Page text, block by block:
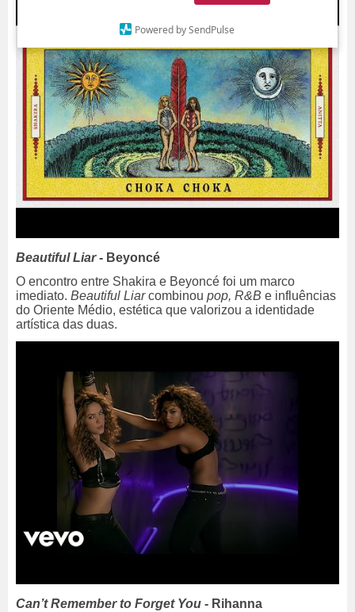
Powered by SendPulse
Beautiful Liar- Beyoncé
O encontro entre Shakira e Beyoncé foi um marco
imediato. Beautiful Liarcombinou pop, R&B e influências
do Oriente Médio, estética que valorizou a identidade
artística das duas.
Can’t Remember to Forget You - Rihanna